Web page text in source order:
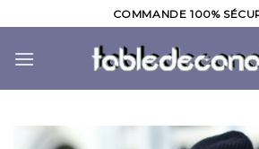
to
content
COMMANDE 100%